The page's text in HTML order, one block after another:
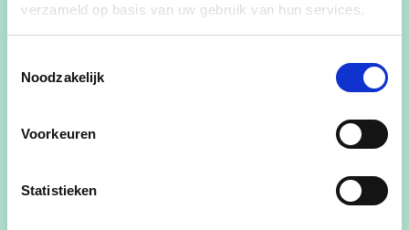
verzameld op basis van uw gebruik van hun services.
Noodzakelijk
Voorkeuren
Statistieken
getrouwd met Jan Pauwels en heeft twee
kinderen, Fien en Fons. Ze houdt van Italië, zowel
cultureel als culinair, en je kunt haar op straat
tegenkomen tijdens het joggen of
Neem dan zeker een kijkje op haar sociale media!